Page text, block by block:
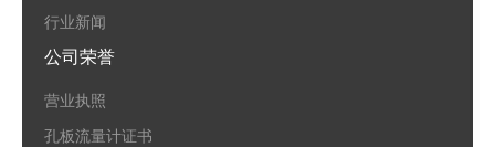
行业新闻
公司荣誉
营业执照
孔板流量计证书